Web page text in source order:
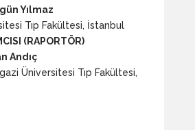
Yılmaz
Tıp Fakültesi, İstanbul
(RAPORTÖR)
Andıç
Üniversitesi Tıp Fakültesi,